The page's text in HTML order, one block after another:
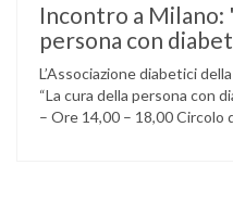
Incontro a Milano:
persona con
L’Associazione diabetici
“La cura della persona con
– Ore 14,00 – 18,00 Circolo